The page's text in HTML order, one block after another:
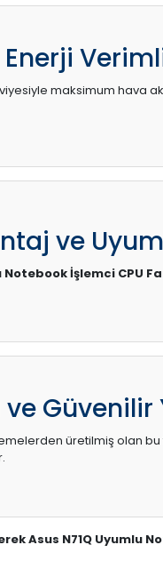
Enerji
maksimum hava
ve
Notebook İşlemci CPU
ve Güvenilir
üretilmiş olan bu
Asus N71Q Uyumlu